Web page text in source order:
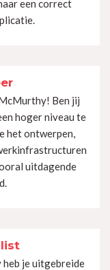
een correct
Ben jij
hoger niveau te
het ontwerpen,
uitdagende
je uitgebreide